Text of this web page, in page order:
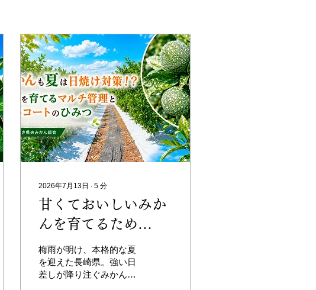
2026年7月13日 ∙ 5 分
甘くておいしいみか
んを育てるため
に。 マルチ管理と
真っ白な日焼け対策
梅雨が明け、本格的な夏
を迎えた長崎県。強い日
差しが降り注ぐみかん畑